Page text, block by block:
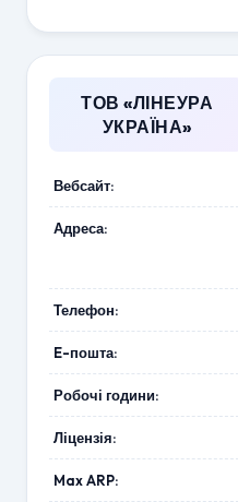
ТОВ «ЛІНЕУРА
УКРАЇНА»
Вебсайт:
Адреса:
Телефон:
E-пошта:
Робочі години:
Ліцензія:
Max ARP: